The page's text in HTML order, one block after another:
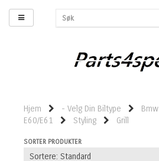
Hjem - Velg Din Biltype Bmw
E60/E61
Styling Grill
SORTER PRODUKTER